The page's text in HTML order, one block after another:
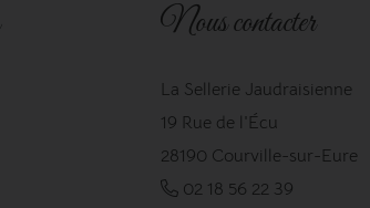
Nous contacter
La Sellerie Jaudraisienne
19 Rue de l'Écu
28190 Courville-sur-Eure
02 18 56 22 39